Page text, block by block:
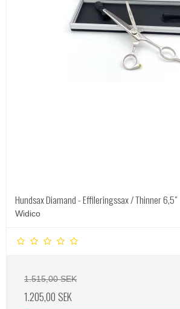
Hundsax Diamand - Effileringssax / Thinner 6,5"
Widico
1.515,00 SEK
1.205,00 SEK